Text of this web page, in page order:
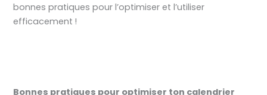
bonnes pratiques pour l’optimiser et l’utiliser
efficacement !
Bonnes pratiques pour optimiser ton calendrier